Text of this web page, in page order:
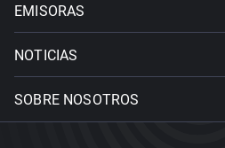
EMISORAS
NOTICIAS
SOBRE NOSOTROS